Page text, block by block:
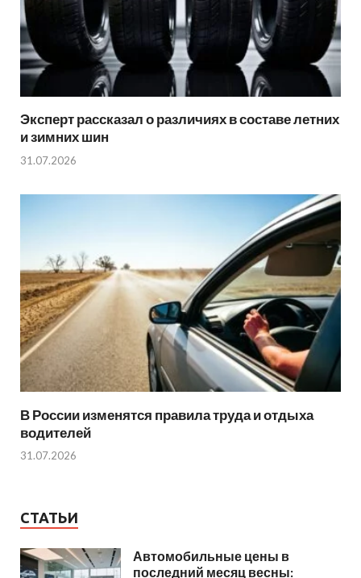
Эксперт рассказал о различиях в составе летних
и зимних шин
31.07.2026
В России изменятся правила труда и отдыха
водителей
31.07.2026
СТАТЬИ
Автомобильные цены в
последний месяц весны: